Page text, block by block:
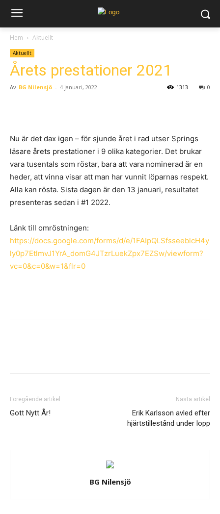
Hem Aktuellt
Aktuellt
Årets prestationer 2021
Av BG Nilensjö - 4 januari, 2022 0
1313
Nu är det dax igen – för sjunde året i rad utser Springs
läsare årets prestationer i 9 olika kategorier. Det brukar
vara tusentals som röstar, bara att vara nominerad är en
heder, att vinna visar att man har vunnit löparnas respekt.
Alla kan rösta. Sista dagen är den 13 januari, resultatet
presenteras sedan i #1 2022.
Länk till omröstningen:
https://docs.google.com/forms/d/e/1FAIpQLSfsseeblcH4y
ly0p7EtlmvJ1YrA_domG4JTzrLuekZpx7EZSw/viewform?
vc=0&c=0&w=1&flr=0
Föregående artikel
Gott Nytt År!
Nästa artikel
Erik Karlsson avled efter
hjärtstillestånd under lopp
BG Nilensjö